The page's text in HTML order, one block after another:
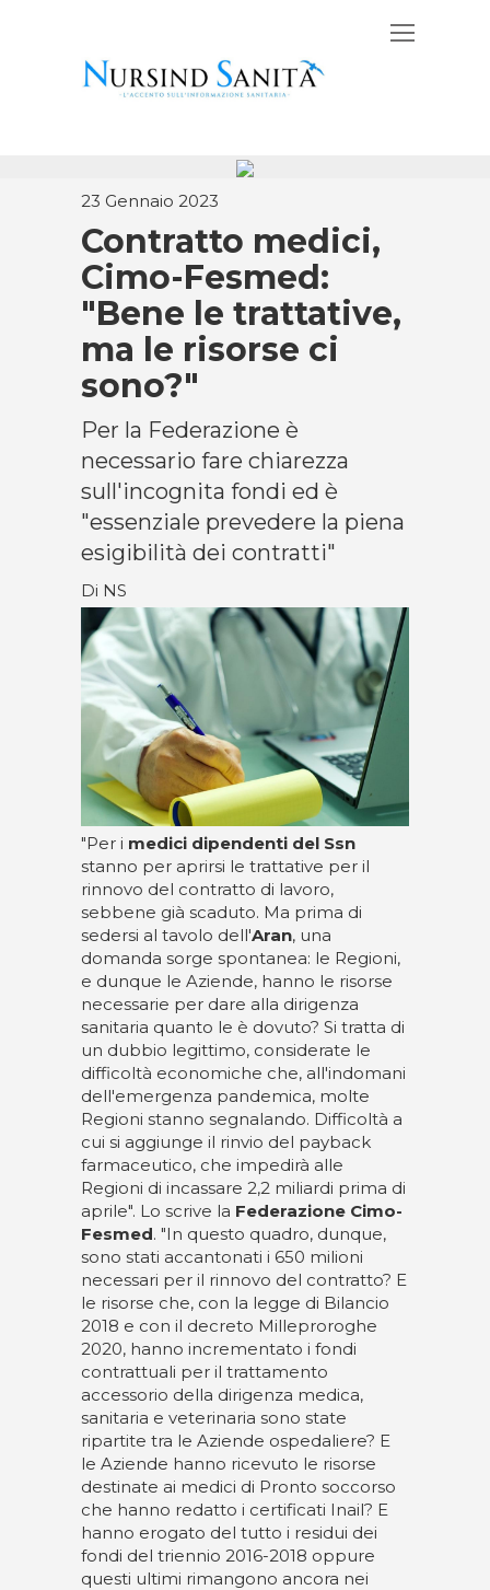
23 Gennaio 2023
Contratto medici,
Cimo-Fesmed:
"Bene le trattative,
ma le risorse ci
sono?"
Per la Federazione è
necessario fare chiarezza
sull'incognita fondi ed è
"essenziale prevedere la piena
esigibilità dei contratti"
Di NS
"Per i medici dipendenti del Ssn
stanno per aprirsi le trattative per il
rinnovo del contratto di lavoro,
sebbene già scaduto. Ma prima di
sedersi al tavolo dell'Aran, una
domanda sorge spontanea: le Regioni,
e dunque le Aziende, hanno le risorse
necessarie per dare alla dirigenza
sanitaria quanto le è dovuto? Si tratta di
un dubbio legittimo, considerate le
difficoltà economiche che, all'indomani
dell'emergenza pandemica, molte
Regioni stanno segnalando. Difficoltà a
cui si aggiunge il rinvio del payback
farmaceutico, che impedirà alle
Regioni di incassare 2,2 miliardi prima di
aprile". Lo scrive la Federazione Cimo-
Fesmed. "In questo quadro, dunque,
sono stati accantonati i 650 milioni
necessari per il rinnovo del contratto? E
le risorse che, con la legge di Bilancio
2018 e con il decreto Milleproroghe
2020, hanno incrementato i fondi
contrattuali per il trattamento
accessorio della dirigenza medica,
sanitaria e veterinaria sono state
ripartite tra le Aziende ospedaliere? E
le Aziende hanno ricevuto le risorse
destinate ai medici di Pronto soccorso
che hanno redatto i certificati Inail? E
hanno erogato del tutto i residui dei
fondi del triennio 2016-2018 oppure
questi ultimi rimangono ancora nei